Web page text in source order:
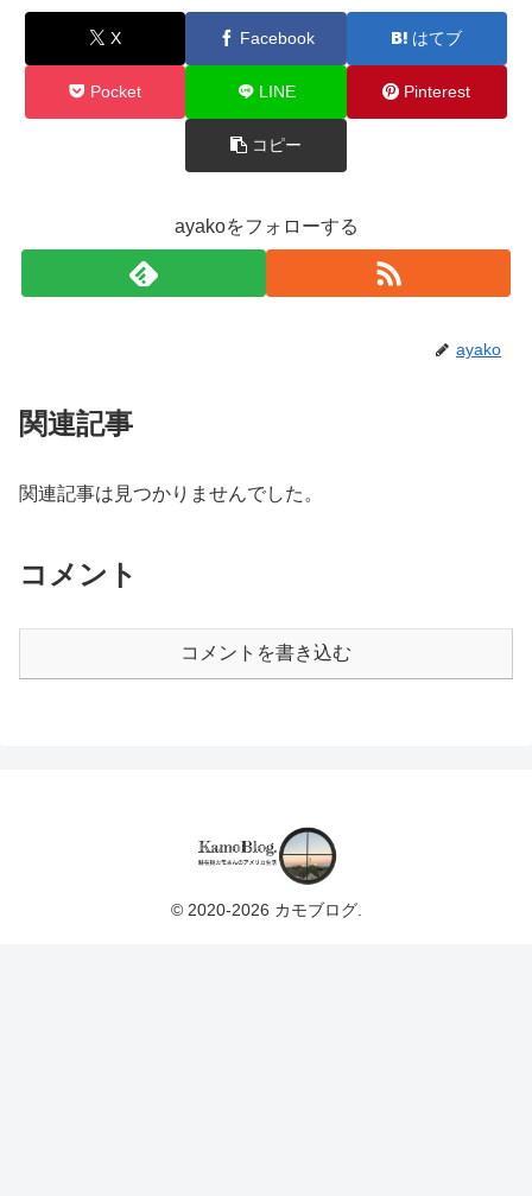
X Facebook はてブ
Pocket LINE Pinterest
コピー
ayakoをフォローする
ayako
関連記事
関連記事は見つかりませんでした。
コメント
コメントを書き込む
© 2020-2026 カモブログ.